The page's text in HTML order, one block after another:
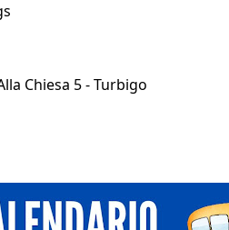
Chiesa 5 - Turbigo